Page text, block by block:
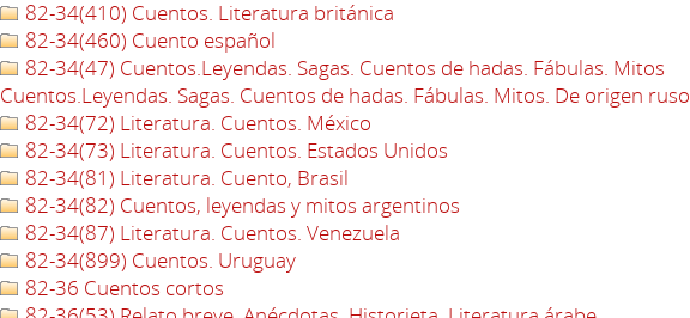
82-34(410) Cuentos. Literatura británica
82-34(460) Cuento español
82-34(47) Cuentos.Leyendas. Sagas. Cuentos de hadas. Fábulas. Mitos
Cuentos.Leyendas. Sagas. Cuentos de hadas. Fábulas. Mitos. De origen ruso
82-34(72) Literatura. Cuentos. México
82-34(73) Literatura. Cuentos. Estados Unidos
82-34(81) Literatura. Cuento, Brasil
82-34(82) Cuentos, leyendas y mitos argentinos
82-34(87) Literatura. Cuentos. Venezuela
82-34(899) Cuentos. Uruguay
82-36 Cuentos cortos